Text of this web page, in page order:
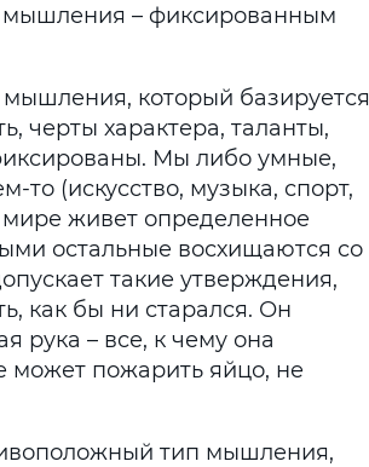
– фиксированным
мышления, который базируется
черты характера, таланты,
Мы либо умные,
то (искусство, музыка, спорт,
мире живет определенное
остальные восхищаются со
такие утверждения,
как бы ни старался. Он
рука – все, к чему она
может пожарить яйцо, не
тип мышления,